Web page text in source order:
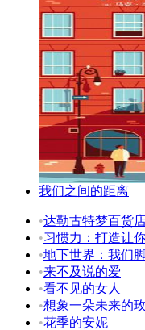
我们之间的距离
•达勒古特梦百货
•习惯力：打造让
•地下世界：我们
•来不及说的爱
•看不见的女人
•想象一朵未来的
•花季的安妮